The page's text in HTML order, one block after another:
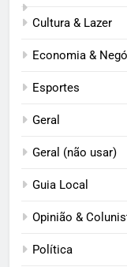
Cultura & Lazer
Economia &
Esportes
Geral
Geral (não usar)
Guia Local
Opinião &
Política